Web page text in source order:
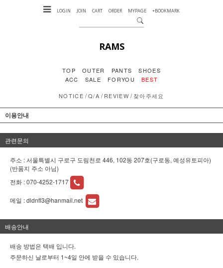
LOGIN JOIN CART ORDER MYPAGE +BOOKMARK
RAMS
TOP OUTER PANTS
SHOES
ACC
SALE FORYOU BEST
NOTICE /Q/A /REVIEW /찾아주세요
이용안내
관련문의
주소 : 서울특별시 구로구 도림천로 446, 102동 207호(구로동, 예성유토피아)
(반품지 주소 아님)
전화 :070-4252-1717
메일 :dldnfl3@hanmail.net
배송안내
배송 방법은 택배 입니다.
주문하신 날로부터 1~4일 안에 받을 수 있습니다.